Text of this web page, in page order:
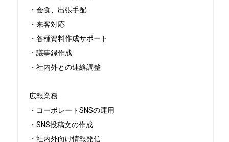
・会食、出張手配
・来客対応
・各種資料作成サポート
・議事録作成
・社内外との連絡調整
広報業務
・コーポレートSNSの運用
・SNS投稿文の作成
・社内外向け情報発信